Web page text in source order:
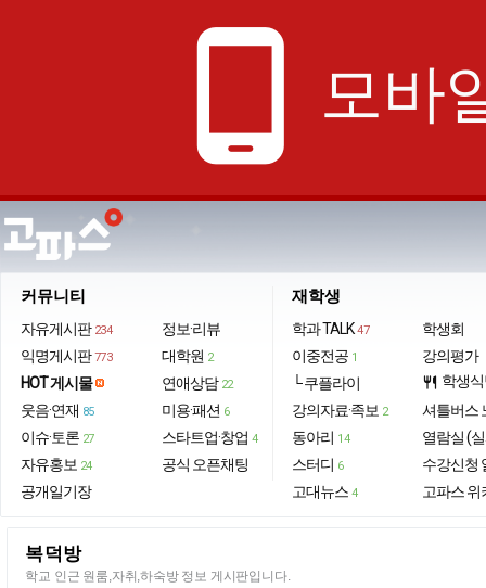
phone_android 모바
커뮤니티
자유게시판 234
익명게시판 773
HOT 게시물
웃음·연재 85
이슈·토론 27
자유홍보 24
공개일기장
정보·리뷰
대학원 2
연애상담 22
미용·패션 6
스타트업·창업 4
공식 오픈채팅
재학생
학과 TALK 47
이중전공 1
└ 쿠플라이
강의자료·족보 2
동아리 14
스터디 6
고대뉴스 4
학생회
강의평가
restaurant 학생
셔틀버스
열람실 (
수강신청
고파스 위
복덕방
학교 인근 원룸,자취,하숙방 정보 게시판입니다.